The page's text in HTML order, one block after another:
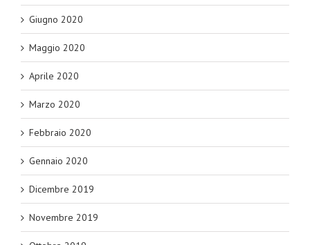
Giugno 2020
Maggio 2020
Aprile 2020
Marzo 2020
Febbraio 2020
Gennaio 2020
Dicembre 2019
Novembre 2019